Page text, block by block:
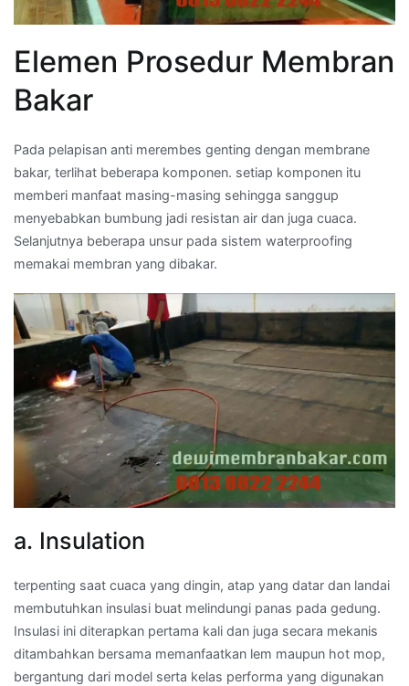
Elemen Prosedur Membran
Bakar
Pada pelapisan anti merembes genting dengan membrane
bakar, terlihat beberapa komponen. setiap komponen itu
memberi manfaat masing-masing sehingga sanggup
menyebabkan bumbung jadi resistan air dan juga cuaca.
Selanjutnya beberapa unsur pada sistem waterproofing
memakai membran yang dibakar.
a. Insulation
terpenting saat cuaca yang dingin, atap yang datar dan landai
membutuhkan insulasi buat melindungi panas pada gedung.
Insulasi ini diterapkan pertama kali dan juga secara mekanis
ditambahkan bersama memanfaatkan lem maupun hot mop,
bergantung dari model serta kelas performa yang digunakan